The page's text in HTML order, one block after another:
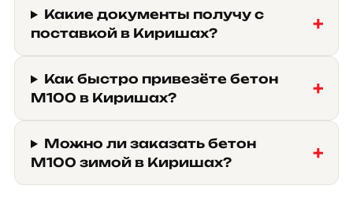
Какие документы получу с
поставкой в Киришах?
Как быстро привезёте бетон
М100 в Киришах?
Можно ли заказать бетон
М100 зимой в Киришах?